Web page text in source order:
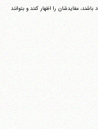
عقایدشان را اظهار کنند و بتوانند